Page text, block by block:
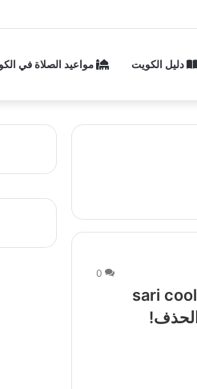
دليل الكويت مواعيد الصلاة في
0
مقطع فضيحة ساري كول sari cool